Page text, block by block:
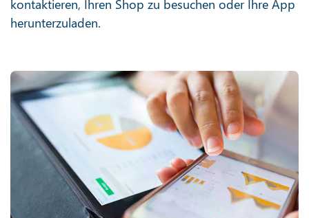
kontaktieren, Ihren Shop zu besuchen oder Ihre App
herunterzuladen.